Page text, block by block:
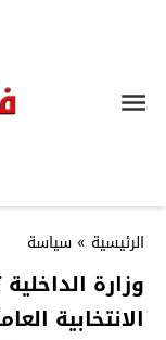
الرئيسية » سياسة
وزارة
الانتخابية